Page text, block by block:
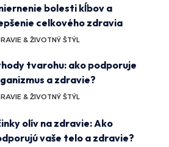
bolesti kĺbov a
celkového zdravia
& ŽIVOTNÝ ŠTÝL
tvarohu: ako podporuje
a zdravie?
& ŽIVOTNÝ ŠTÝL
olív na zdravie: Ako
vaše telo a zdravie?